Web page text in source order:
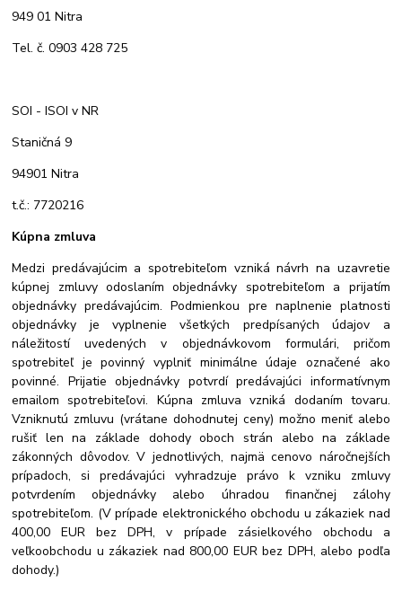
949 01 Nitra
Tel. č. 0903 428 725
SOI - ISOI v NR
Staničná 9
94901 Nitra
t.č.: 7720216
Kúpna zmluva
Medzi predávajúcim a spotrebiteľom vzniká návrh na uzavretie
kúpnej zmluvy odoslaním objednávky spotrebiteľom a prijatím
objednávky predávajúcim. Podmienkou pre naplnenie platnosti
objednávky je vyplnenie všetkých predpísaných údajov a
náležitostí uvedených v objednávkovom formulári, pričom
spotrebiteľ je povinný vyplniť minimálne údaje označené ako
povinné. Prijatie objednávky potvrdí predávajúci informatívnym
emailom spotrebiteľovi. Kúpna zmluva vzniká dodaním tovaru.
Vzniknutú zmluvu (vrátane dohodnutej ceny) možno meniť alebo
rušiť len na základe dohody oboch strán alebo na základe
zákonných dôvodov. V jednotlivých, najmä cenovo náročnejších
prípadoch, si predávajúci vyhradzuje právo k vzniku zmluvy
potvrdením objednávky alebo úhradou finančnej zálohy
spotrebiteľom. (V prípade elektronického obchodu u zákaziek nad
400,00 EUR bez DPH, v prípade zásielkového obchodu a
veľkoobchodu u zákaziek nad 800,00 EUR bez DPH, alebo podľa
dohody.)